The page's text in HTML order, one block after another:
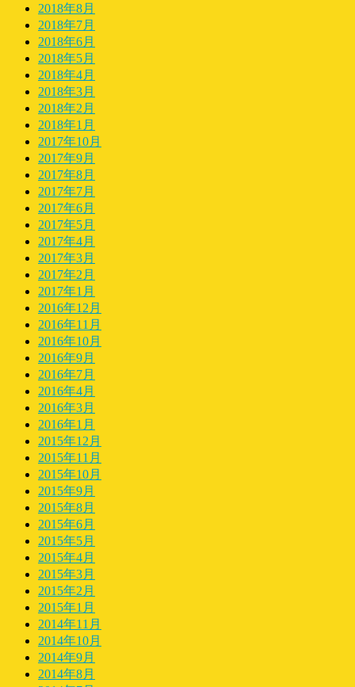
2018年8月
2018年7月
2018年6月
2018年5月
2018年4月
2018年3月
2018年2月
2018年1月
2017年10月
2017年9月
2017年8月
2017年7月
2017年6月
2017年5月
2017年4月
2017年3月
2017年2月
2017年1月
2016年12月
2016年11月
2016年10月
2016年9月
2016年7月
2016年4月
2016年3月
2016年1月
2015年12月
2015年11月
2015年10月
2015年9月
2015年8月
2015年6月
2015年5月
2015年4月
2015年3月
2015年2月
2015年1月
2014年11月
2014年10月
2014年9月
2014年8月